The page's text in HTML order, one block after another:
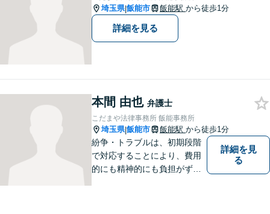
埼玉県|飯能市 飯能駅 から徒歩1分
詳細を見る
本間 由也 弁護士
こだまや法律事務所 飯能事務所
埼玉県|飯能市 飯能駅 から徒歩1分
紛争・トラブルは、初期段階
で対応することにより、費用
的にも精神的にも負担がずっ
詳細を見
る